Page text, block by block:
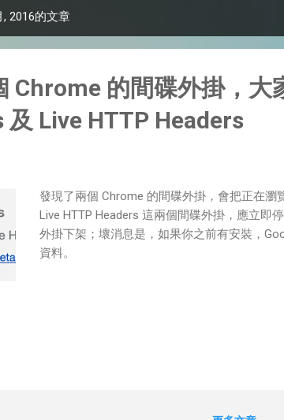
2016的文章
Chrome 的間碟外掛，大
及 Live HTTP Headers
發現了兩個 Chrome 的間碟外掛，會把正在瀏
Live HTTP Headers 這兩個間碟外掛，應立即
外掛下架；壞消息是，如果你之前有安裝，
資料。